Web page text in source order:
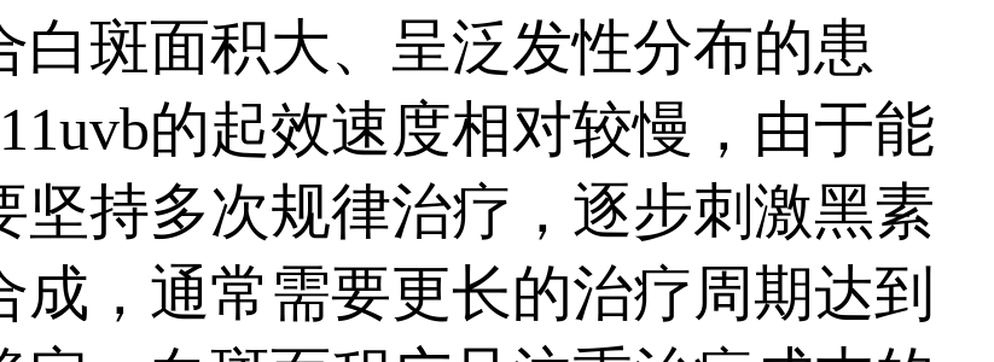
斑面积大、呈泛发性分布的患
的起效速度相对较慢，由于能
坚持多次规律治疗，逐步刺激黑素
，通常需要更长的治疗周期达到